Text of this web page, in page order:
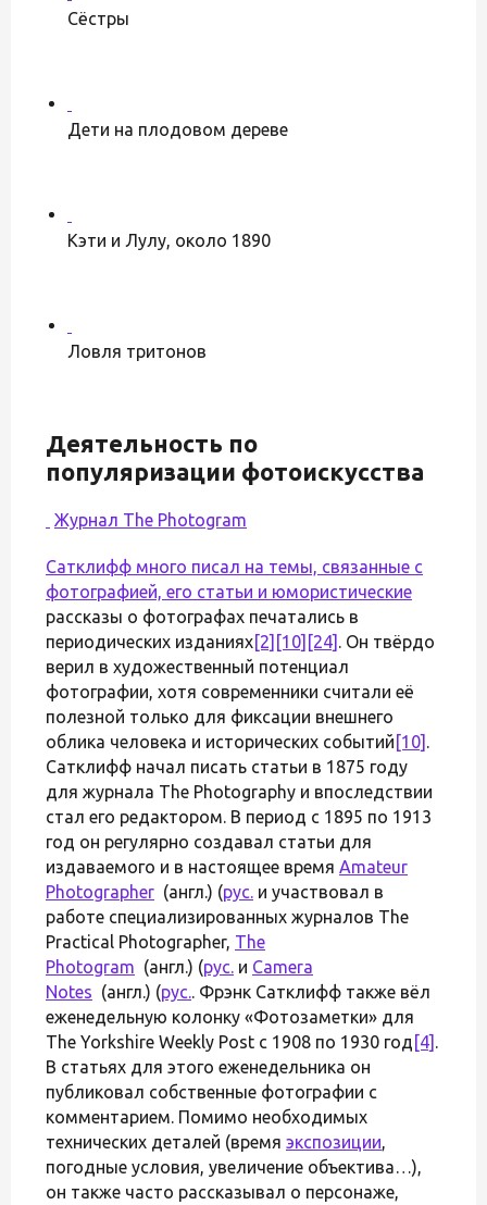
Сёстры
Дети на плодовом дереве
Кэти и Лулу, около 1890
Ловля тритонов
Деятельность по
популяризации фотоискусства
Журнал The Photogram
Сатклифф много писал на темы, связанные с
фотографией, его статьи и юмористические
рассказы о фотографах печатались в
периодических изданиях[2] [10] [24] . Он твёрдо
верил в художественный потенциал
фотографии, хотя современники считали её
полезной только для фиксации внешнего
облика человека и исторических событий [10] .
Сатклифф начал писать статьи в 1875 году
для журнала The Photography и впоследствии
стал его редактором. В период с 1895 по 1913
год он регулярно создавал статьи для
издаваемого и в настоящее время Amateur
Photographer (англ.) (рус. и участвовал в
работе специализированных журналов The
Practical Photographer, The
Photogram (англ.) (рус. и Camera
Notes (англ.) (рус.. Фрэнк Сатклифф также вёл
еженедельную колонку «Фотозаметки» для
The Yorkshire Weekly Post с 1908 по 1930 год [4] .
В статьях для этого еженедельника он
публиковал собственные фотографии с
комментарием. Помимо необходимых
технических деталей (время экспозиции,
погодные условия, увеличение объектива…),
он также часто рассказывал о персонаже,